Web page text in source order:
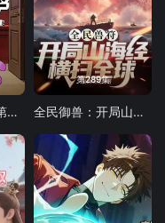
侦探冒险家西蒙第三季
第289集
全民御兽：开局山海经，我横扫全球